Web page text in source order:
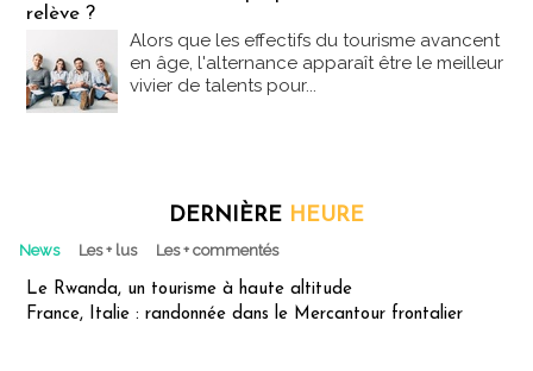
relève ?
Alors que les effectifs du tourisme avancent
en âge, l'alternance apparaît être le meilleur
vivier de talents pour...
DERNIÈRE HEURE
News Les + lus Les + commentés
Le Rwanda, un tourisme à haute altitude
France, Italie : randonnée dans le Mercantour frontalier